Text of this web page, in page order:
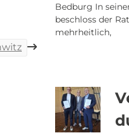
Bedburg In
beschloss der
mehrheitlich,